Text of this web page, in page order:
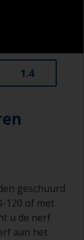
1.4
geschuurd
120 of met
u de nerf
aan het